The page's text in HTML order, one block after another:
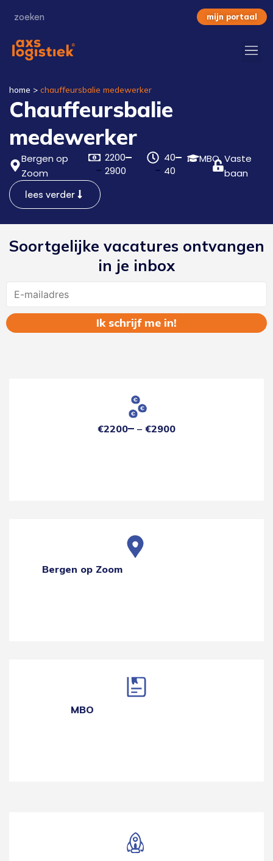
mijn portaal
home > chauffeursbalie medewerker
Chauffeursbalie
medewerker
Bergen op
Zoom
2200
2900
40
40
MBO Vaste
baan
lees verder
Soortgelijke vacatures ontvangen
in je inbox
€2200 €2900
Bergen op Zoom
MBO